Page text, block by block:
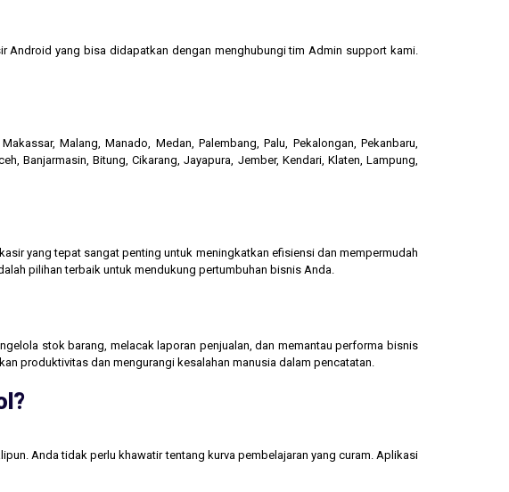
Android yang bisa didapatkan dengan menghubungi tim Admin support kami.
Malang, Manado, Medan, Palembang, Palu, Pekalongan, Pekanbaru,
Banjarmasin, Bitung, Cikarang, Jayapura, Jember, Kendari, Klaten, Lampung,
yang tepat sangat penting untuk meningkatkan efisiensi dan mempermudah
pilihan terbaik untuk mendukung pertumbuhan bisnis Anda.
stok barang, melacak laporan penjualan, dan memantau performa bisnis
produktivitas dan mengurangi kesalahan manusia dalam pencatatan.
Anda tidak perlu khawatir tentang kurva pembelajaran yang curam. Aplikasi